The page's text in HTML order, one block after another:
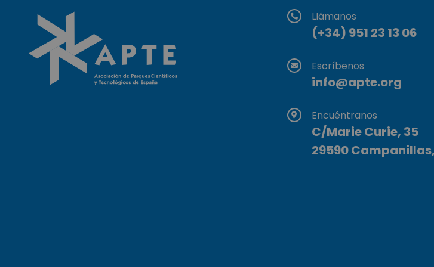
Llámanos
(+34) 951 23 13 06
Escríbenos
info@apte.org
Encuéntranos
C/Marie Curie, 35
29590 Campanillas,